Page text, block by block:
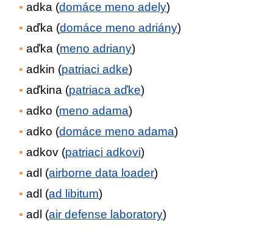
adka (domáce meno adely)
aďka (domáce meno adriány)
aďka (meno adriany)
adkin (patriaci adke)
aďkina (patriaca aďke)
adko (meno adama)
adko (domáce meno adama)
adkov (patriaci adkovi)
adl (airborne data loader)
adl (ad libitum)
adl (air defense laboratory)